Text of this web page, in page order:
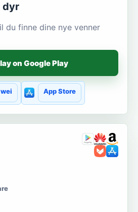
dyr
du finne dine nye venner
on Google Play
App Store